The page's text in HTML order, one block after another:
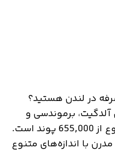
در لندن هستید؟
برموندسی و
دیگر نقاط، گزینه‌ای عالی با قیمت شروع از 655,000 پوند است.
مسکونی مدرن با اندازه‌های متنوع